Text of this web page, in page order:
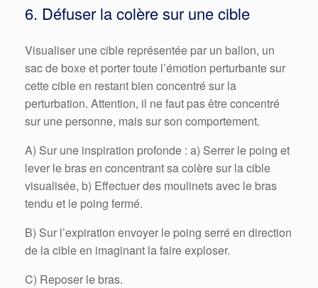
6. Défuser la colère sur une cible
Visualiser une cible représentée par un ballon, un
sac de boxe et porter toute l’émotion perturbante sur
cette cible en restant bien concentré sur la
perturbation. Attention, il ne faut pas être concentré
sur une personne, mais sur son comportement.
A) Sur une inspiration profonde : a) Serrer le poing et
lever le bras en concentrant sa colère sur la cible
visualisée, b) Effectuer des moulinets avec le bras
tendu et le poing fermé.
B) Sur l’expiration envoyer le poing serré en direction
de la cible en imaginant la faire exploser.
C) Reposer le bras.